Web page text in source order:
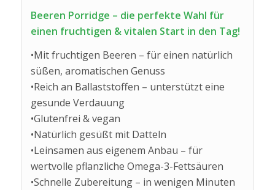
Beeren Porridge – die perfekte Wahl für
einen fruchtigen & vitalen Start in den Tag!
•Mit fruchtigen Beeren – für einen natürlich
süßen, aromatischen Genuss
•Reich an Ballaststoffen – unterstützt eine
gesunde Verdauung
•Glutenfrei & vegan
•Natürlich gesüßt mit Datteln
•Leinsamen aus eigenem Anbau – für
wertvolle pflanzliche Omega-3-Fettsäuren
•Schnelle Zubereitung – in wenigen Minuten